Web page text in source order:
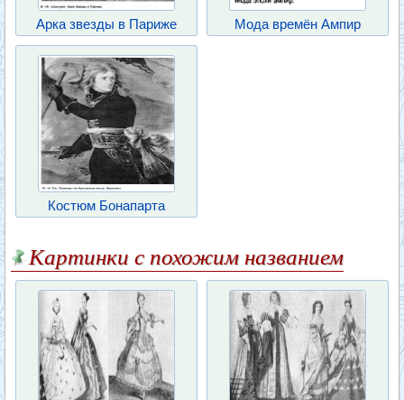
Арка звезды в Париже Мода времён Ампир
Костюм Бонапарта
Картинки с похожим названием